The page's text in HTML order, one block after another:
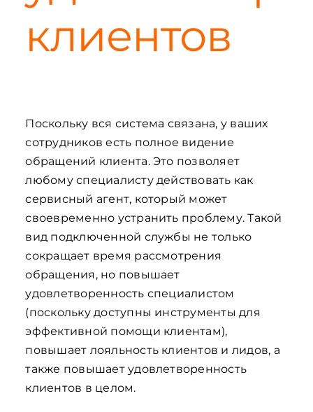
клиентов
Поскольку вся система связана, у ваших
сотрудников есть полное видение
обращений клиента. Это позволяет
любому специалисту действовать как
сервисный агент, который может
своевременно устранить проблему. Такой
вид подключенной службы не только
сокращает время рассмотрения
обращения, но повышает
удовлетворенность специалистом
(поскольку доступны инструменты для
эффективной помощи клиентам),
повышает лояльность клиентов и лидов, а
также повышает удовлетворенность
клиентов в целом.